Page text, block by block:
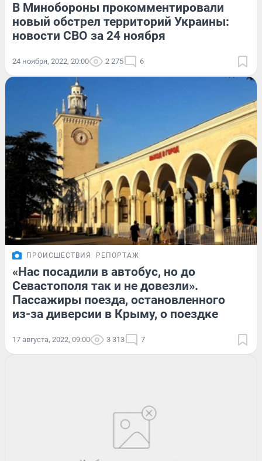
В Минобороны прокомментировали
новый обстрел территорий Украины:
новости СВО за 24 ноября
24 ноября, 2022, 20:00 2 275 6
ПРОИСШЕСТВИЯ РЕПОРТАЖ
«Нас посадили в автобус, но до
Севастополя так и не довезли».
Пассажиры поезда, остановленного
из-за диверсии в Крыму, о поездке
17 августа, 2022, 09:00 3 313 7